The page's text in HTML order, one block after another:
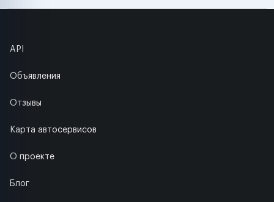
API
Объявления
Отзывы
Карта автосервисов
О проекте
Блог